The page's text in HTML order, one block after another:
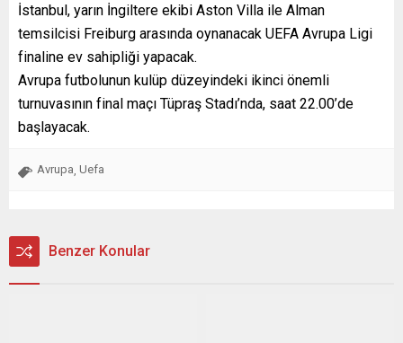
İstanbul, yarın İngiltere ekibi Aston Villa ile Alman
temsilcisi Freiburg arasında oynanacak UEFA Avrupa Ligi
finaline ev sahipliği yapacak.
Avrupa futbolunun kulüp düzeyindeki ikinci önemli
turnuvasının final maçı Tüpraş Stadı’nda, saat 22.00’de
başlayacak.
Avrupa Uefa
Benzer Konular